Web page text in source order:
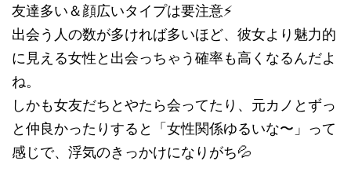
友達多い＆顔広いタイプは要注意⚡
出会う人の数が多ければ多いほど、彼女より魅力的
に見える女性と出会っちゃう確率も高くなるんだよ
ね。
しかも女友だちとやたら会ってたり、元カノとずっ
と仲良かったりすると「女性関係ゆるいな〜」って
感じで、浮気のきっかけになりがち💦